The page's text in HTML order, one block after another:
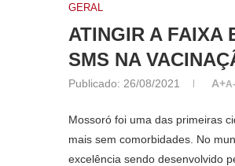
GERAL
ATINGIR A FAIXA
SMS NA
Publicado: 26/08/2021 A+A-
Mossoró foi uma das primeiras
mais sem comorbidades. No
excelência sendo desenvolvido